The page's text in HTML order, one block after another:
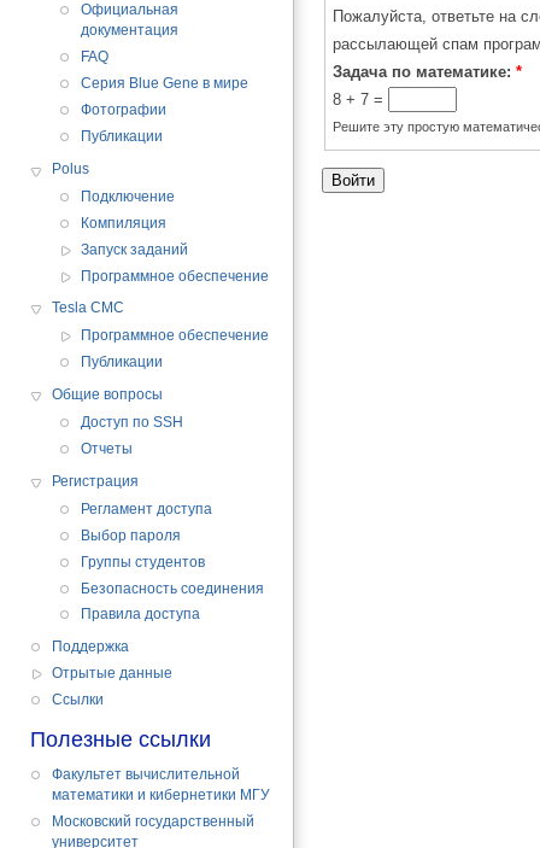
Официальная
документация
FAQ
Серия Blue Gene в мире
Фотографии
Публикации
Polus
Подключение
Компиляция
Запуск заданий
Программное обеспечение
Tesla CMC
Программное обеспечение
Публикации
Общие вопросы
Доступ по SSH
Отчеты
Регистрация
Регламент доступа
Выбор пароля
Группы студентов
Безопасность соединения
Правила доступа
Поддержка
Отрытые данные
Cсылки
Полезные ссылки
Факультет вычислительной
математики и кибернетики МГУ
Московский государственный
университет
Пожалуйста, ответьте на
рассылающей спам
Задача по математике:*
8 + 7 =
Решите эту простую